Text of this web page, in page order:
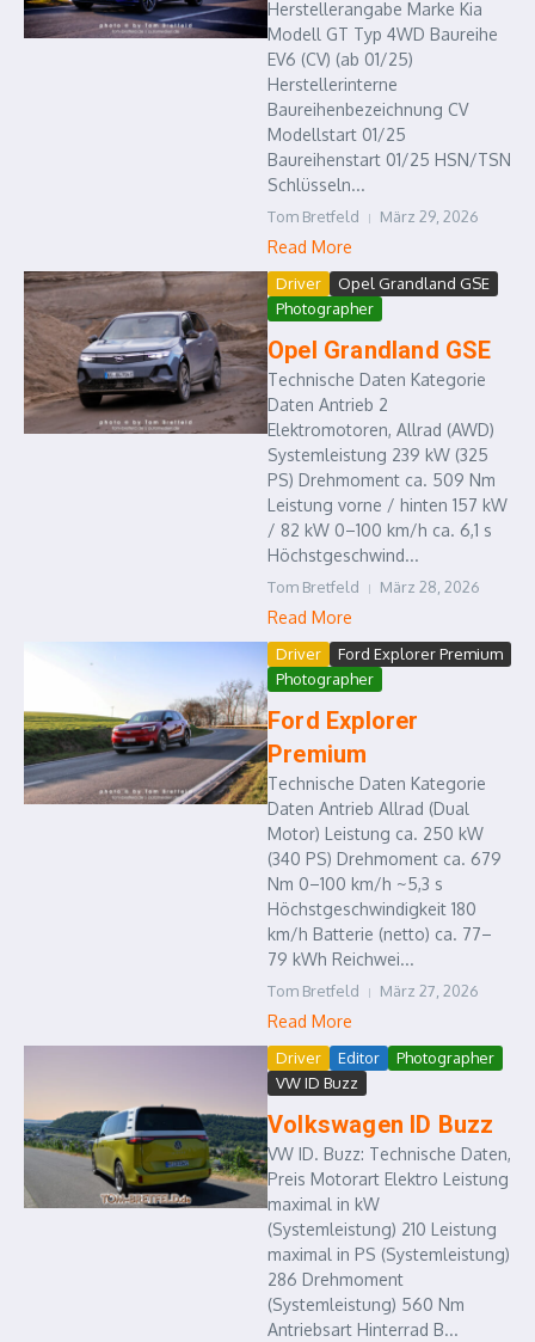
Herstellerangabe Marke Kia
Modell GT Typ 4WD Baureihe
EV6 (CV) (ab 01/25)
Herstellerinterne
Baureihenbezeichnung CV
Modellstart 01/25
Baureihenstart 01/25 HSN/TSN
Schlüsseln...
Tom Bretfeld März 29, 2026
Read More
Driver
Opel Grandland GSE
Photographer
Opel Grandland GSE
Technische Daten Kategorie
Daten Antrieb 2
Elektromotoren, Allrad (AWD)
Systemleistung 239 kW (325
PS) Drehmoment ca. 509 Nm
Leistung vorne / hinten 157 kW
/ 82 kW 0–100 km/h ca. 6,1 s
Höchstgeschwind...
Tom Bretfeld März 28, 2026
Read More
Driver
Ford Explorer Premium
Photographer
Ford Explorer
Premium
Technische Daten Kategorie
Daten Antrieb Allrad (Dual
Motor) Leistung ca. 250 kW
(340 PS) Drehmoment ca. 679
Nm 0–100 km/h ~5,3 s
Höchstgeschwindigkeit 180
km/h Batterie (netto) ca. 77–
79 kWh Reichwei...
Tom Bretfeld März 27, 2026
Read More
Driver Editor
Photographer
VW ID Buzz
Volkswagen ID Buzz
VW ID. Buzz: Technische Daten,
Preis Motorart Elektro Leistung
maximal in kW
(Systemleistung) 210 Leistung
maximal in PS (Systemleistung)
286 Drehmoment
(Systemleistung) 560 Nm
Antriebsart Hinterrad B...